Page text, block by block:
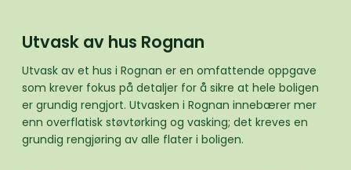
Utvask av hus Rognan
Utvask av et hus i Rognan er en omfattende oppgave
som krever fokus på detaljer for å sikre at hele boligen
er grundig rengjort. Utvasken i Rognan innebærer mer
enn overflatisk støvtørking og vasking; det kreves en
grundig rengjøring av alle flater i boligen.